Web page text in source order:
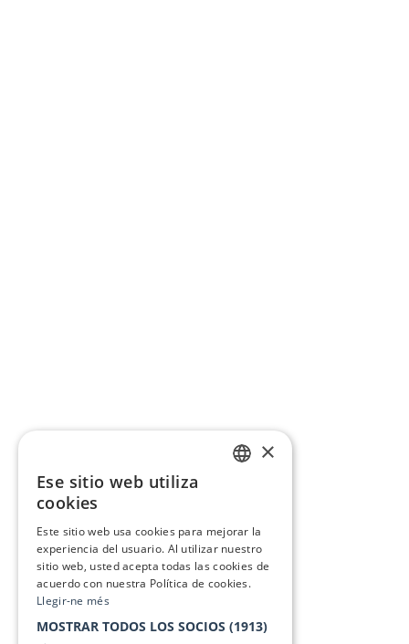
×
Ese sitio web utiliza
cookies
Este sitio web usa cookies para mejorar la
experiencia del usuario. Al utilizar nuestro
sitio web, usted acepta todas las cookies de
acuerdo con nuestra Política de cookies.
Llegir-ne més
MOSTRAR TODOS LOS SOCIOS (1913)